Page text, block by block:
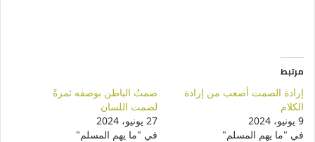
مرتبط
إرادة الصمت أصعب من إرادة
الكلام
9 يونيو، 2024
في "ما يهم المسلم"
صمتُ الباطن بوصفه ثمرةً
لصمت اللسان
27 يونيو، 2024
في "ما يهم المسلم"